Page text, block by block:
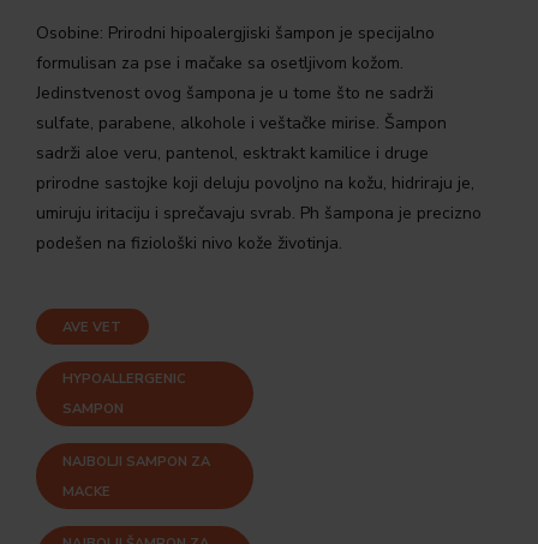
Osobine: Prirodni hipoalergjiski šampon je specijalno
formulisan za pse i mačake sa osetljivom kožom.
Jedinstvenost ovog šampona je u tome što ne sadrži
sulfate, parabene, alkohole i veštačke mirise. Šampon
sadrži aloe veru, pantenol, esktrakt kamilice i druge
prirodne sastojke koji deluju povoljno na kožu, hidriraju je,
umiruju iritaciju i sprečavaju svrab. Ph šampona je precizno
podešen na fiziološki nivo kože životinja.
AVE VET
HYPOALLERGENIC
SAMPON
NAJBOLJI SAMPON ZA
MACKE